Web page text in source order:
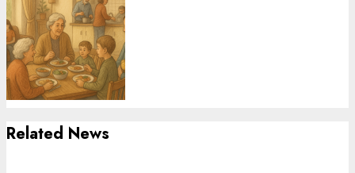
Related News